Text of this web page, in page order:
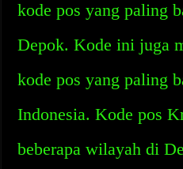
kode pos yang paling
Depok. Kode ini juga
kode pos yang paling
Indonesia. Kode pos
beberapa wilayah di